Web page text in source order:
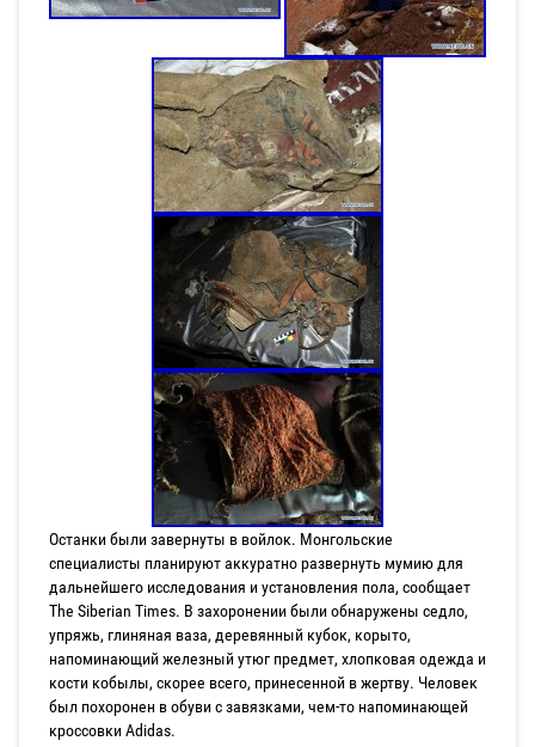
Останки были завернуты в войлок. Монгольские
специалисты планируют аккуратно развернуть мумию для
дальнейшего исследования и установления пола, сообщает
The Siberian Times. В захоронении были обнаружены седло,
упряжь, глиняная ваза, деревянный кубок, корыто,
напоминающий железный утюг предмет, хлопковая одежда и
кости кобылы, скорее всего, принесенной в жертву. Человек
был похоронен в обуви с завязками, чем-то напоминающей
кроссовки Adidas.